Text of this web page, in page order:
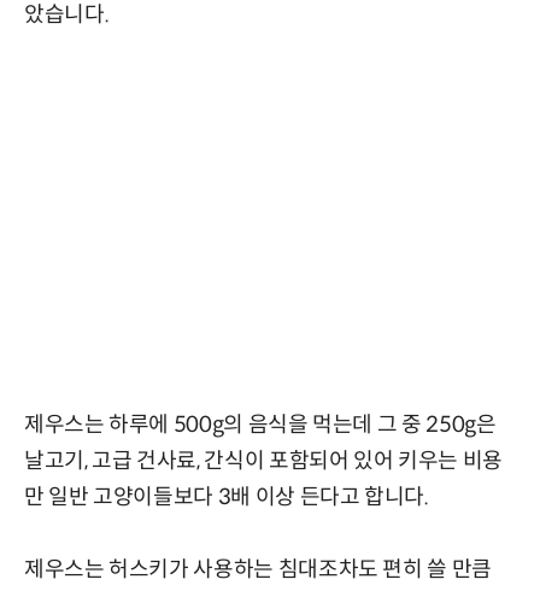
았습니다.
제우스는 하루에 500g의 음식을 먹는데 그 중 250g은
날고기, 고급 건사료, 간식이 포함되어 있어 키우는 비용
만 일반 고양이들보다 3배 이상 든다고 합니다.
제우스는 허스키가 사용하는 침대조차도 편히 쓸 만큼